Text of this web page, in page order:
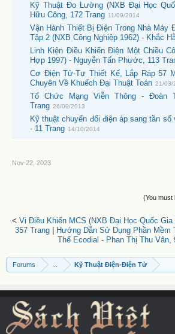
Kỹ Thuật Đo Lường (NXB Đại Học
Hữu Công, 172 Trang 11/09/2014
Vận Hành Thiết Bị Điện Trong Nhà Máy
Tập 2 (NXB Công Nghiệp 1962) - Khắc
Linh Kiện Điều Khiển Điện Một Chiều
Hợp 1997) - Nguyễn Tấn Phước, 113
Cơ Điện Tử-Tự Thiết Kế, Lắp Ráp 57
Chuyên Về Khuếch Đại Thuật Toán 21/03/
Tổ Chức Mạng Viễn Thông - Đoàn
Trang 26/09/2013
Kỹ thuật chuyển đổi điện áp sang tần
- 11 Trang 14/10/2014
Nov 22, 2023
(You must
< Vi Điều Khiển MCS (NXB Đại Học Quốc
357 Trang|
Hướng Dẫn Sử Dụng Phần Mềm
Thế Ecodial - Phan Thị Thu Vân,
Forums Kỹ Thuật Điện-Điện Tử